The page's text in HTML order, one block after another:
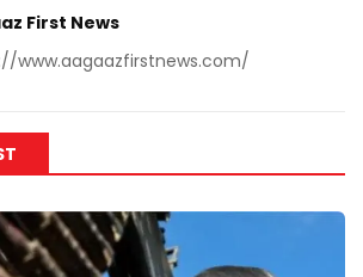
First News
www.aagaazfirstnews.com/